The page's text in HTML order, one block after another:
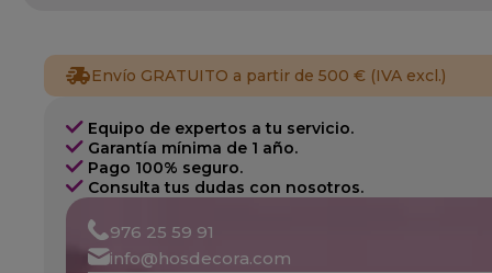
Envío GRATUITO a partir de 500 € (IVA excl.)
Equipo de expertos a tu servicio.
Garantía mínima de 1 año.
Pago 100% seguro.
Consulta tus dudas con nosotros.
976 25 59 91
info@hosdecora.com